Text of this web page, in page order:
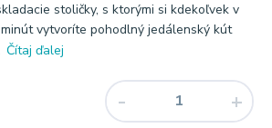
stoličky, s ktorými si kdekoľvek v
vytvoríte pohodlný jedálenský kút
Čítaj ďalej